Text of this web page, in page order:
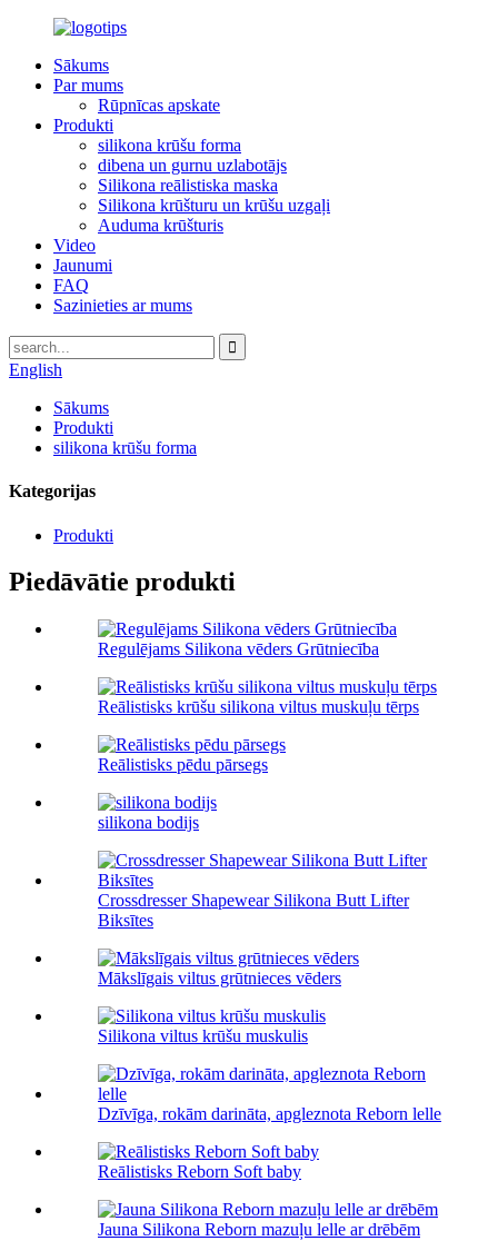
Sākums
Par mums
Rūpnīcas apskate
Produkti
silikona krūšu forma
dibena un gurnu uzlabotājs
Silikona reālistiska maska
Silikona krūšturu un krūšu uzgaļi
Auduma krūšturis
Video
Jaunumi
FAQ
Sazinieties ar mums
English
Sākums
Produkti
silikona krūšu forma
Kategorijas
Produkti
Piedāvātie produkti
Regulējams Silikona vēders Grūtniecība
Reālistisks krūšu silikona viltus muskuļu tērps
Reālistisks pēdu pārsegs
silikona bodijs
Crossdresser Shapewear Silikona Butt Lifter
Biksītes
Mākslīgais viltus grūtnieces vēders
Silikona viltus krūšu muskulis
Dzīvīga, rokām darināta, apgleznota Reborn lelle
Reālistisks Reborn Soft baby
Jauna Silikona Reborn mazuļu lelle ar drēbēm